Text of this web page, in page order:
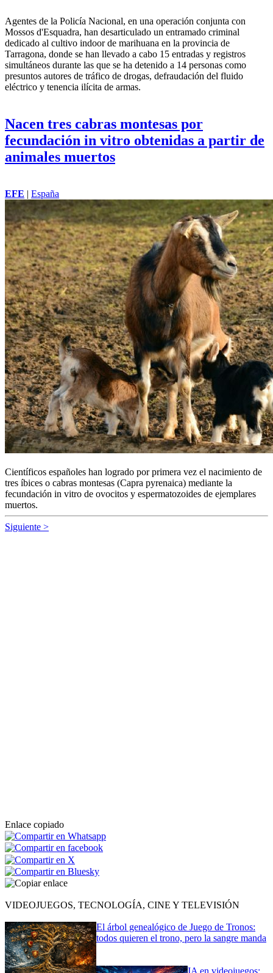
Agentes de la Policía Nacional, en una operación conjunta con
Mossos d'Esquadra, han desarticulado un entramado criminal
dedicado al cultivo indoor de marihuana en la provincia de
Tarragona, donde se han llevado a cabo 15 entradas y registros
simultáneos durante las que se ha detenido a 14 personas como
presuntos autores de tráfico de drogas, defraudación del fluido
eléctrico y tenencia ilícita de armas.
Nacen tres cabras montesas por
fecundación in vitro obtenidas a partir de
animales muertos
EFE | España
Científicos españoles han logrado por primera vez el nacimiento de
tres íbices o cabras montesas (Capra pyrenaica) mediante la
fecundación in vitro de ovocitos y espermatozoides de ejemplares
muertos.
Siguiente >
Enlace copiado
VIDEOJUEGOS, TECNOLOGÍA, CINE Y TELEVISIÓN
El árbol genealógico de Juego de Tronos:
todos quieren el trono, pero la sangre manda